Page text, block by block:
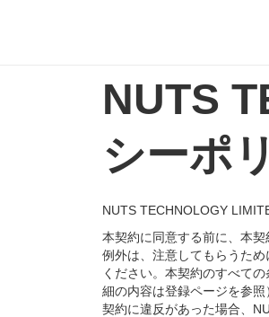
NUTS
シーポ
NUTS TECHNOLOGY
本契約に同意する前に、本
例外は、注意してもらうた
ください。本契約のすべて
細の内容は登録ページを参
契約に違反があった場合、